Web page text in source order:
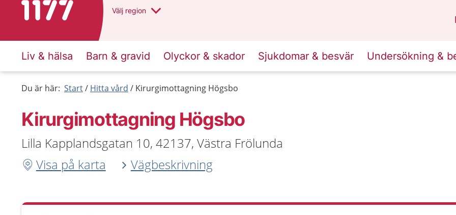
Till startsidan för 1177 Välj region
Liv & hälsa Barn & gravid Olyckor & skador Sjukdomar & besvär Undersökning &
Du är här: Start Hitta vård Kirurgimottagning Högsbo
Kirurgimottagning Högsbo
Lilla Kapplandsgatan 10, 42137, Västra Frölunda
Visa på karta
Vägbeskrivning